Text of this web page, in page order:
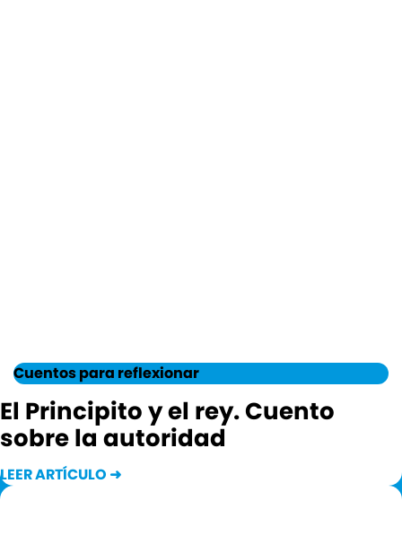
Cuentos para reflexionar
El Principito y el rey. Cuento
sobre la autoridad
LEER ARTÍCULO ➜